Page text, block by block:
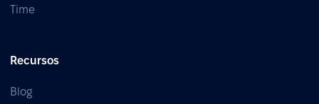
Time
Recursos
Blog